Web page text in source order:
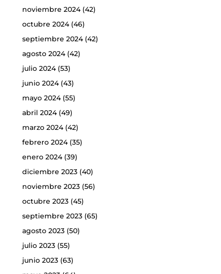
noviembre 2024(42)
octubre 2024(46)
septiembre 2024(42)
agosto 2024(42)
julio 2024(53)
junio 2024(43)
mayo 2024(55)
abril 2024(49)
marzo 2024(42)
febrero 2024(35)
enero 2024(39)
diciembre 2023(40)
noviembre 2023(56)
octubre 2023(45)
septiembre 2023(65)
agosto 2023(50)
julio 2023(55)
junio 2023(63)